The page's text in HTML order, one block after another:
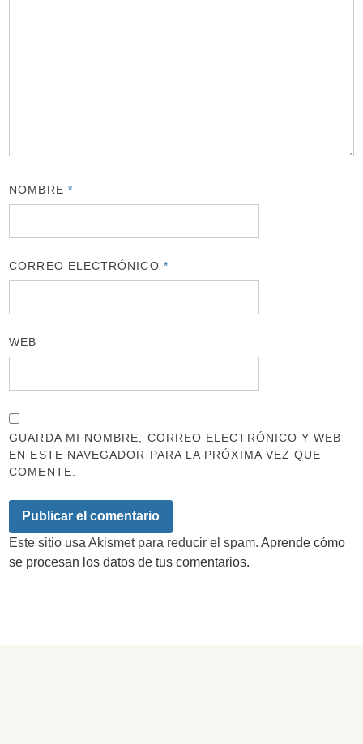
NOMBRE *
CORREO ELECTRÓNICO *
WEB
GUARDA MI NOMBRE, CORREO ELECTRÓNICO Y WEB
EN ESTE NAVEGADOR PARA LA PRÓXIMA VEZ QUE
COMENTE.
Este sitio usa Akismet para reducir el spam.Aprende cómo
se procesan los datos de tus comentarios.